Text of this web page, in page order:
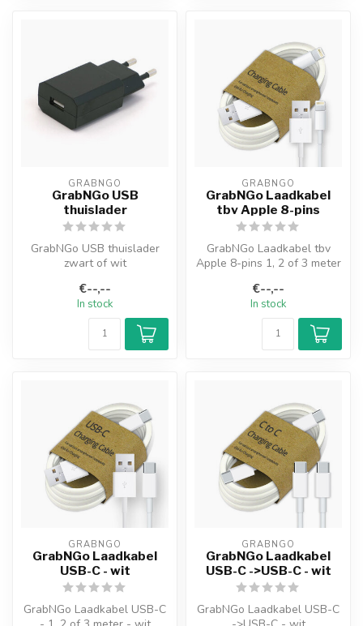
GRABNGO
GrabNGo USB
thuislader
GrabNGo USB thuislader
zwart of wit
€--,--
In stock
GRABNGO
GrabNGo Laadkabel
tbv Apple 8-pins
GrabNGo Laadkabel tbv
Apple 8-pins 1, 2 of 3 meter
€--,--
In stock
GRABNGO
GrabNGo Laadkabel
USB-C - wit
GrabNGo Laadkabel USB-C
GRABNGO
GrabNGo Laadkabel
USB-C ->USB-C - wit
GrabNGo Laadkabel USB-C